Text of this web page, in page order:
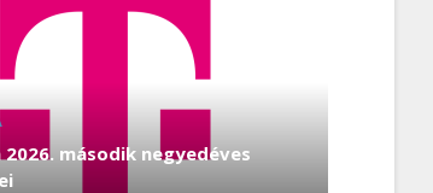
2026. második negyedéves